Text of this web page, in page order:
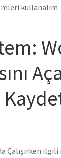
kullanalım
Çalışırken